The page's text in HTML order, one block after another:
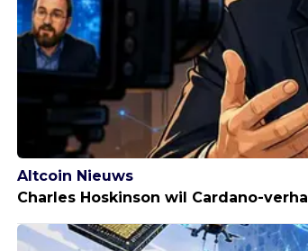
Altcoin Nieuws
Charles Hoskinson wil Cardano-